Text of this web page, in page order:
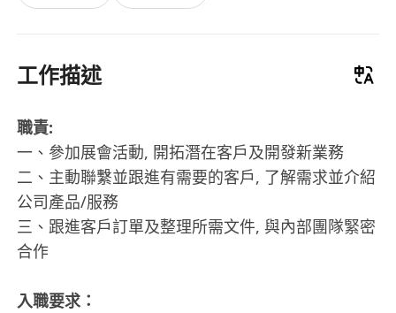
工作描述
職責:
一、參加展會活動, 開拓潛在客戶及開發新業務
二、主動聯繫並跟進有需要的客戶, 了解需求並介紹
公司產品/服務
三、跟進客戶訂單及整理所需文件, 與內部團隊緊密
合作
入職要求：